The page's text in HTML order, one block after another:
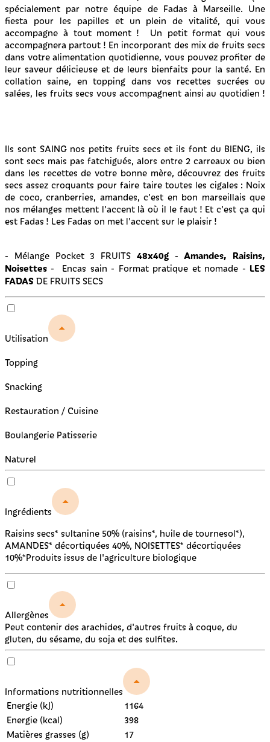
spécialement par notre équipe de Fadas à Marseille. Une
fiesta pour les papilles et un plein de vitalité, qui vous
accompagne à tout moment ! Un petit format qui vous
accompagnera partout ! En incorporant des mix de fruits secs
dans votre alimentation quotidienne, vous pouvez profiter de
leur saveur délicieuse et de leurs bienfaits pour la santé. En
collation saine, en topping dans vos recettes sucrées ou
salées, les fruits secs vous accompagnent ainsi au quotidien !
Ils sont SAING nos petits fruits secs et ils font du BIENG, ils
sont secs mais pas fatchigués, alors entre 2 carreaux ou bien
dans les recettes de votre bonne mère, découvrez des fruits
secs assez croquants pour faire taire toutes les cigales : Noix
de coco, cranberries, amandes, c'est en bon marseillais que
nos mélanges mettent l'accent là où il le faut ! Et c'est ça qui
est Fadas ! Les Fadas on met l'accent sur le plaisir !
- Mélange Pocket 3 FRUITS 48x40g-Amandes, Raisins,
Noisettes- Encas sain - Format pratique et nomade - LES
FADAS DE FRUITS SECS
Utilisation
Topping
Snacking
Restauration / Cuisine
Boulangerie Patisserie
Naturel
Ingrédients
Raisins secs* sultanine 50% (raisins*, huile de tournesol*),
AMANDES* décortiquées 40%, NOISETTES* décortiquées
10%*Produits issus de l'agriculture biologique
Allergènes
Peut contenir des arachides, d'autres fruits à coque, du
gluten, du sésame, du soja et des sulfites.
Informations nutritionnelles
Energie (kJ)
1164
Energie (kcal)
398
Matières grasses (g)
17